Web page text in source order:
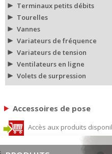
Terminaux petits débits
Tourelles
Vannes
Variateurs de fréquence
Variateurs de tension
Ventilateurs en ligne
Volets de surpression
Accessoires de pose
Accès aux produits